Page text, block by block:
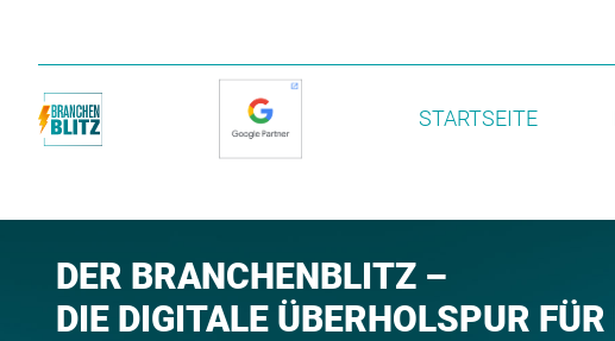
STARTSEITE
DER BRANCHENBLITZ –
DIE DIGITALE ÜBERHOLSPUR